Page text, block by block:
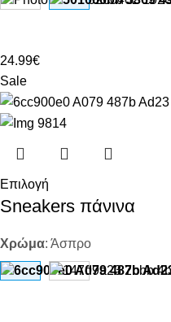
24.99€
Sale
Επιλογή
Sneakers πάνινα
Χρώμα: Άσπρο